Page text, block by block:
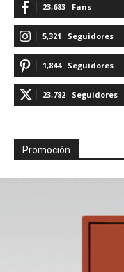
23,683 Fans
5,321 Seguidores
1,844 Seguidores
23,782 Seguidores
Promoción